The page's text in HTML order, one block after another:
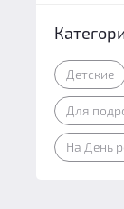
Детские
Для
На День